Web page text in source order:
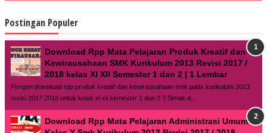
Postingan Populer
Download Rpp Mata Pelajaran Produk Kreatif dan
Kewirausahaan SMK Kurikulum 2013 Revisi 2017 /
2018 kelas XI XII Semester 1 dan 2 | 1 Lembar
Pengen download rpp produk kreatif dan kewirausahaan smk pada kurikulum 2013
revisi 2017 2018 untuk kelas xi xii semester 1 dan 2 ? Simak d...
Download Rpp Mata Pelajaran Administrasi Umum